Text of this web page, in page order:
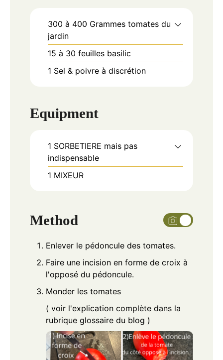
300 à 400 Grammes tomates du
jardin
15 à 30 feuilles basilic
1 Sel & poivre à discrétion
Equipment
1 SORBETIERE mais pas
indispensable
1 MIXEUR
Method
Enlever le pédoncule des tomates.
Faire une incision en forme de croix à
l'opposé du pédoncule.
Monder les tomates
( voir l'explication complète dans la
rubrique glossaire du blog )